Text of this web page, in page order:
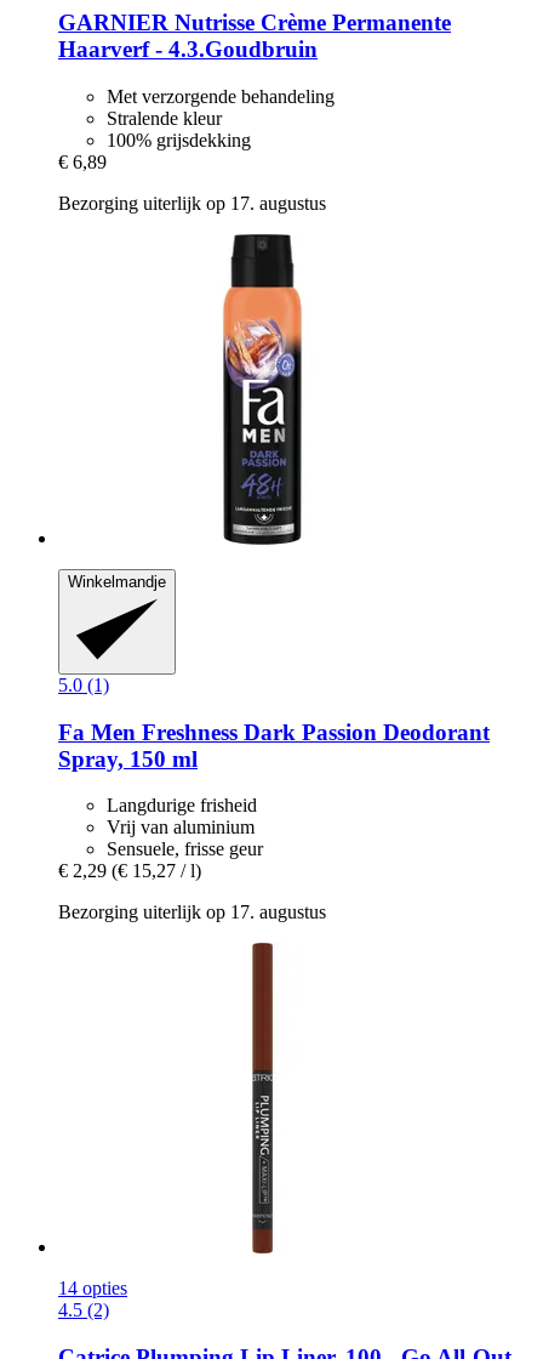
GARNIER Nutrisse Crème Permanente
Haarverf -​ 4.3.Goudbruin
Met verzorgende behandeling
Stralende kleur
100% grijsdekking
€ 6,89
Bezorging uiterlijk op 17. augustus
Winkelmandje
5.0 (1)
Fa Men Freshness Dark Passion Deodorant
Spray, 150 ml
Langdurige frisheid
Vrij van aluminium
Sensuele, frisse geur
€ 2,29 (€ 15,27 / l)
Bezorging uiterlijk op 17. augustus
14 opties
4.5 (2)